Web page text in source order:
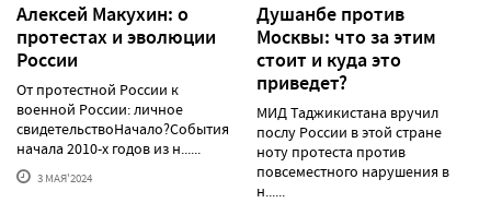
Алексей Макуxин: о
протестаx и эволюции
России
От протестной России к
военной России: личное
свидетельствоНачало?События
начала 2010-х годов из н......
3 МАЯ'2024
Душанбе против
Москвы: что за этим
стоит и куда это
приведет?
МИД Таджикистана вручил
послу России в этой стране
ноту протеста против
повсеместного нарушения в
н......